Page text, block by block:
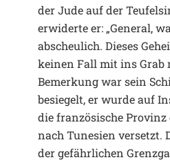
der Jude auf der
erwiderte er: „General,
abscheulich. Dieses
keinen Fall mit ins Grab
Bemerkung war sein
besiegelt, er wurde auf
die französische
nach Tunesien versetzt.
der gefährlichen